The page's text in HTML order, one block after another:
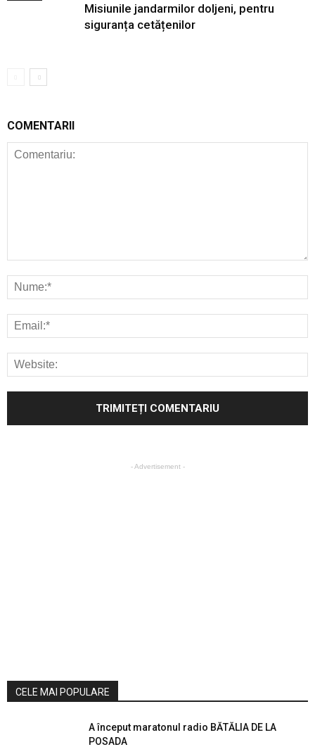
Misiunile jandarmilor doljeni, pentru
siguranța cetățenilor
COMENTARII
- Advertisement -
CELE MAI POPULARE
A început maratonul radio BĂTĂLIA DE LA
POSADA